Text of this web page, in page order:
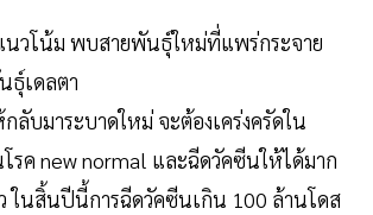
วโน้ม พบสายพันธุ์ใหม่ที่แพร่กระจาย
ธุ์เดลตา
ลับมาระบาดใหม่ จะต้องเคร่งครัดใน
รค new normal และฉีดวัคซีนให้ได้มาก
ในสิ้นปีนี้การฉีดวัคซีนเกิน 100 ล้านโดส